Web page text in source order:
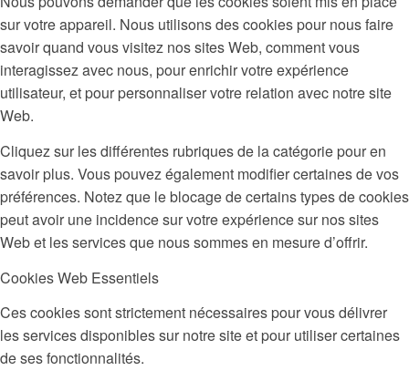
sur votre appareil. Nous utilisons des cookies pour nous faire
savoir quand vous visitez nos sites Web, comment vous
interagissez avec nous, pour enrichir votre expérience
utilisateur, et pour personnaliser votre relation avec notre site
Web.
Cliquez sur les différentes rubriques de la catégorie pour en
savoir plus. Vous pouvez également modifier certaines de vos
préférences. Notez que le blocage de certains types de cookies
peut avoir une incidence sur votre expérience sur nos sites
Web et les services que nous sommes en mesure d’offrir.
Cookies Web Essentiels
Ces cookies sont strictement nécessaires pour vous délivrer
les services disponibles sur notre site et pour utiliser certaines
de ses fonctionnalités.